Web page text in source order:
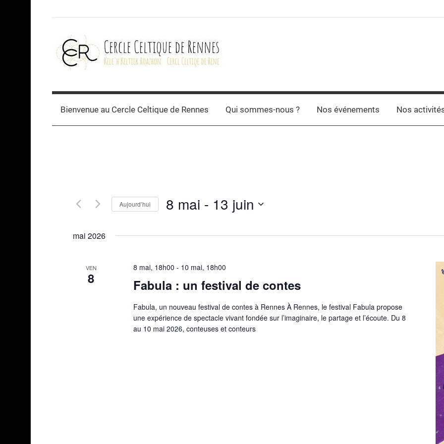
Cercle
celtique
Bienvenue au Cercle Celtique de Rennes Qui sommes-nous ? Nos événements Nos
Aujourd’hui 8 mai - 13 juin
une
mai 2026
VEN
8
8 mai, 18h00 - 10 mai, 18h00
Fabula : un festival de contes
Fabula, un nouveau festival de contes à Rennes À Rennes, le festival Fabula propose
une expérience de spectacle vivant fondée sur l’imaginaire, le partage et l’écoute. Du 8
au 10 mai 2026, conteuses et conteurs